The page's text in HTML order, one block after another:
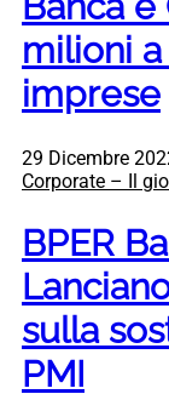
milioni
imprese
29 Dicembre
Corporate – Il
BPER
sulla
PMI